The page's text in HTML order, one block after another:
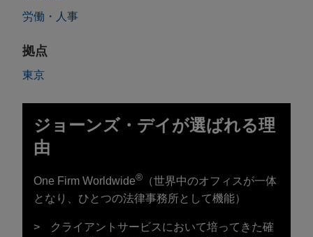
労働・人事
拠点
東京
ジョーンズ・デイが選ばれる理
由
One Firm Worldwide® （世界中のオフィスが一体
となり、ひとつの法律事務所として機能）
クライアントサービスにおいて培ってきた確